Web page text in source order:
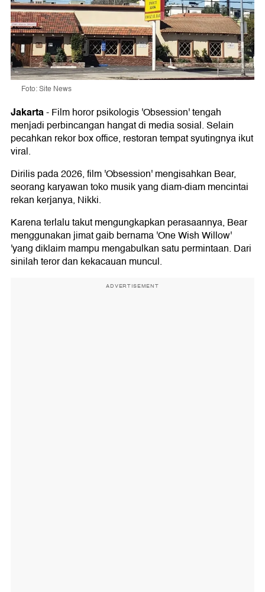
Foto: Site News
Jakarta-Film horor psikologis 'Obsession' tengah
menjadi perbincangan hangat di media sosial. Selain
pecahkan rekor box office, restoran tempat syutingnya ikut
viral.
Dirilis pada 2026, film 'Obsession' mengisahkan Bear,
seorang karyawan toko musik yang diam-diam mencintai
rekan kerjanya, Nikki.
Karena terlalu takut mengungkapkan perasaannya, Bear
menggunakan jimat gaib bernama 'One Wish Willow'
'yang diklaim mampu mengabulkan satu permintaan. Dari
sinilah teror dan kekacauan muncul.
ADVERTISEMENT